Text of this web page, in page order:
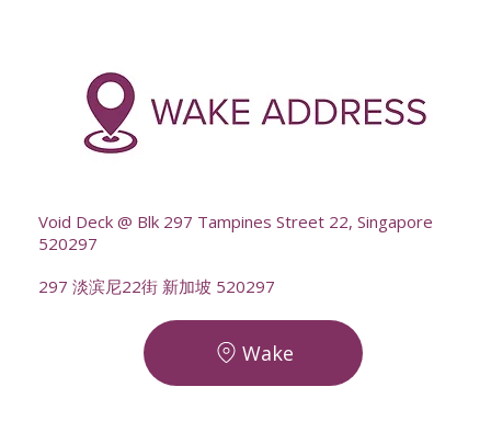
Void Deck @ Blk 297 Tampines Street 22, Singapore
520297
297 淡滨尼22街 新加坡 520297
Wake